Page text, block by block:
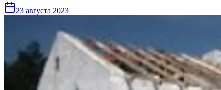
23 августа 2023